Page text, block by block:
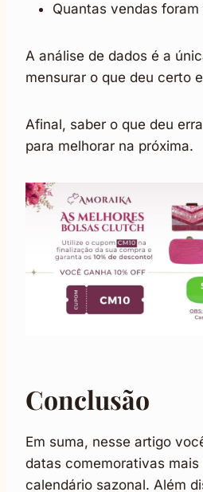
Quantas vendas foram
A análise de dados é a
mensurar o que deu certo
Afinal, saber o que deu
para melhorar na próxima.
Conclusão
Em suma, nesse artigo
datas comemorativas
calendário sazonal. Além